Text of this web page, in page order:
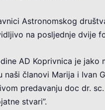
Astronomskog
na posljednje dvije
AD Koprivnica je
naši članovi Marija i Ivan
predavanju doc dr.
stvari”.